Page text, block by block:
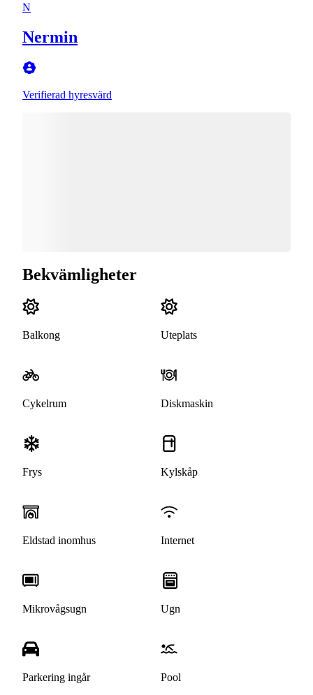
N
Nermin
Verifierad hyresvärd
Bekvämligheter
Balkong Uteplats
Cykelrum Diskmaskin
Frys Kylskåp
Eldstad inomhus Internet
Mikrovågsugn Ugn
Parkering ingår Pool